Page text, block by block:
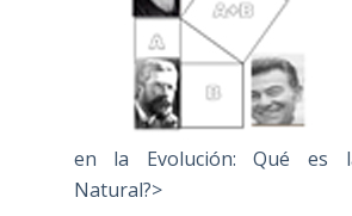
en la Evolución: Qué es
Natural?>